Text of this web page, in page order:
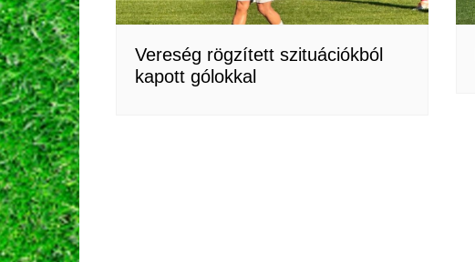
Vereség rögzített szituációkból
kapott gólokkal